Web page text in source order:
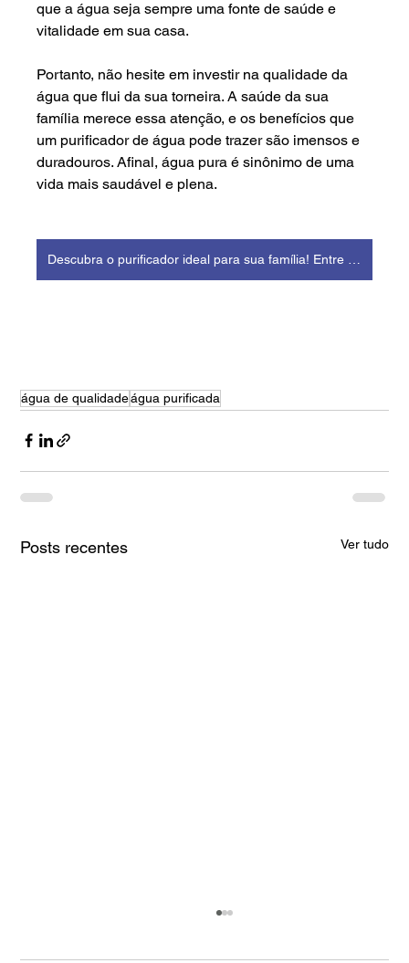
que a água seja sempre uma fonte de saúde e
vitalidade em sua casa.
Portanto, não hesite em investir na qualidade da
água que flui da sua torneira. A saúde da sua
família merece essa atenção, e os benefícios que
um purificador de água pode trazer são imensos e
duradouros. Afinal, água pura é sinônimo de uma
vida mais saudável e plena.
água de qualidadeágua purificada
Posts recentes Ver tudo